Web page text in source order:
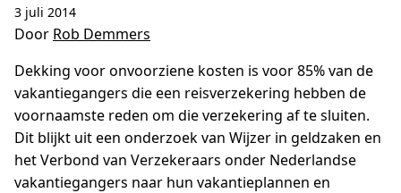
3 juli 2014
Door Rob Demmers
Dekking voor onvoorziene kosten is voor 85% van de
vakantiegangers die een reisverzekering hebben de
voornaamste reden om die verzekering af te sluiten.
Dit blijkt uit een onderzoek van Wijzer in geldzaken en
het Verbond van Verzekeraars onder Nederlandse
vakantiegangers naar hun vakantieplannen en